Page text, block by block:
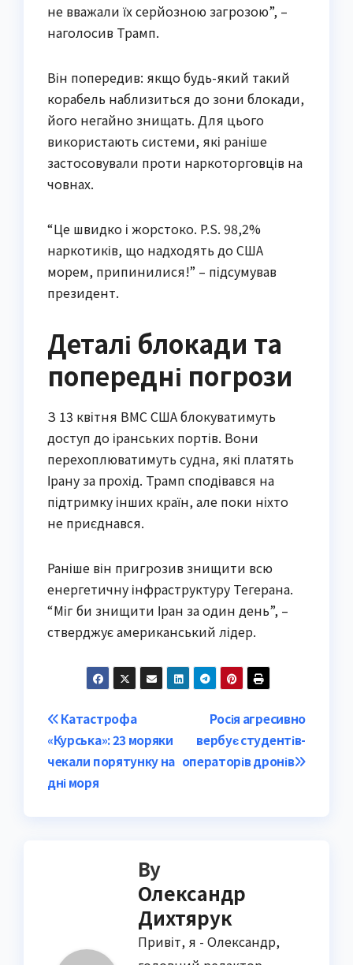
не вважали їх серйозною загрозою”, –
наголосив Трамп.
Він попередив: якщо будь-який такий
корабель наблизиться до зони блокади,
його негайно знищать. Для цього
використають системи, які раніше
застосовували проти наркоторговців на
човнах.
“Це швидко і жорстоко. P.S. 98,2%
наркотиків, що надходять до США
морем, припинилися!” – підсумував
президент.
Деталі блокади та
попередні погрози
З 13 квітня ВМС США блокуватимуть
доступ до іранських портів. Вони
перехоплюватимуть судна, які платять
Ірану за прохід. Трамп сподівався на
підтримку інших країн, але поки ніхто
не приєднався.
Раніше він пригрозив знищити всю
енергетичну інфраструктуру Тегерана.
“Міг би знищити Іран за один день”, –
стверджує американський лідер.
Post
navigation
Росія агресивно
вербує студентів-
операторів дронів
Катастрофа
«Курська»: 23 моряки
чекали порятунку на
дні моря
By
Олександр
Дихтярук
Привіт, я - Олександр,